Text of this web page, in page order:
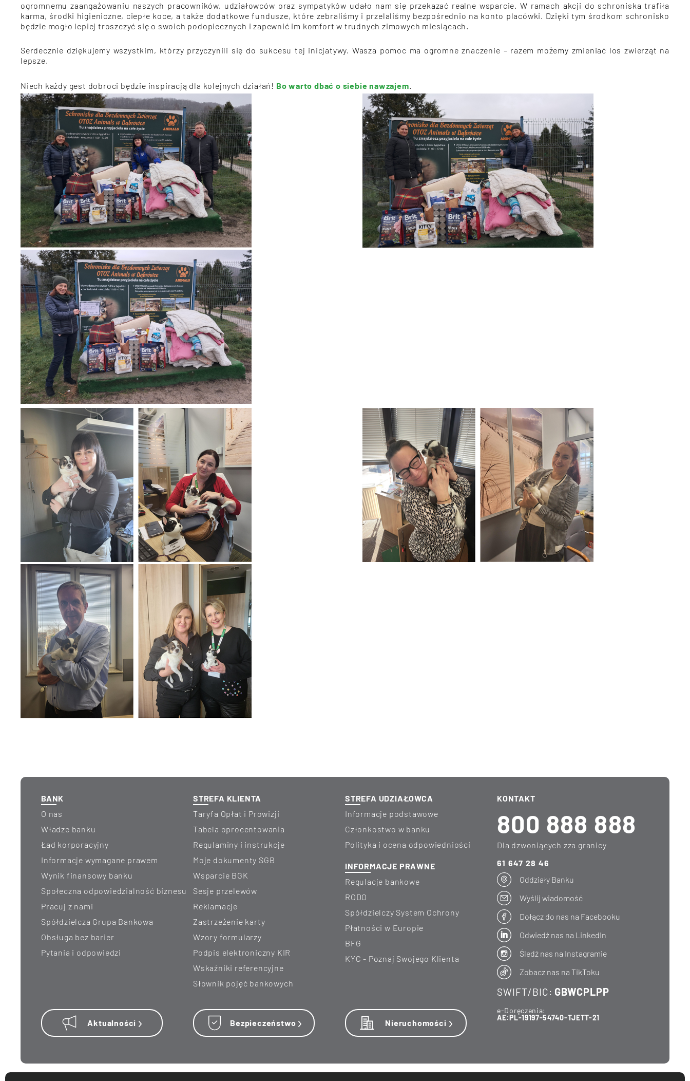
ogromnemu zaangażowaniu naszych pracowników, udziałowców oraz sympatyków udało nam się przekazać realne wsparcie. W ramach akcji do schroniska trafiła
karma, środki higieniczne, ciepłe koce, a także dodatkowe fundusze, które zebraliśmy i przelaliśmy bezpośrednio na konto placówki. Dzięki tym środkom schronisko
będzie mogło lepiej troszczyć się o swoich podopiecznych i zapewnić im komfort w trudnych zimowych miesiącach.
Serdecznie dziękujemy wszystkim, którzy przyczynili się do sukcesu tej inicjatywy. Wasza pomoc ma ogromne znaczenie – razem możemy zmieniać los zwierząt na
lepsze.
Niech każdy gest dobroci będzie inspiracją dla kolejnych działań! Bo warto dbać o siebie nawzajem.
BANK
O nas
Władze banku
Ład korporacyjny
informacje wymagane prawem
wynik finansowy banku
Społeczna odpowiedzialność biznesu
Pracuj z nami
Spółdzielcza Grupa Bankowa
Obsługa bez barier
Pytania i odpowiedzi
STREFA KLIENTA
Taryfa Opłat i Prowizji
Tabela oprocentowania
Regulaminy i instrukcje
Moje dokumenty SGB
Wsparcie BGK
Sesje przelewów
Reklamacje
Zastrzeżenie karty
Wzory formularzy
Podpis elektroniczny KIR
Wskaźniki referencyjne
Słownik pojęć bankowych
STREFA UDZIAŁOWCA
Informacje podstawowe
Członkostwo w banku
Polityka i ocena odpowiedniości
INFORMACJE PRAWNE
Regulacje bankowe
RODO
Spółdzielczy System Ochrony
Płatności w Europie
BFG
KYC - Poznaj Swojego Klienta
Aktualności Bezpieczeństwo Nieruchomości
KONTAKT
800 888 888
Dla dzwoniących zza granicy
61 647 28 46
Oddziały Banku
Wyślij wiadomość
Dołącz do nas na Facebooku
Odwiedź nas na LinkedIn
Śledź nas na Instagramie
Zobacz nas na TikToku
SWIFT/BIC: GBWCPLPP
e-Doręczenia:
AE:PL-19197-54740-TJETT-21